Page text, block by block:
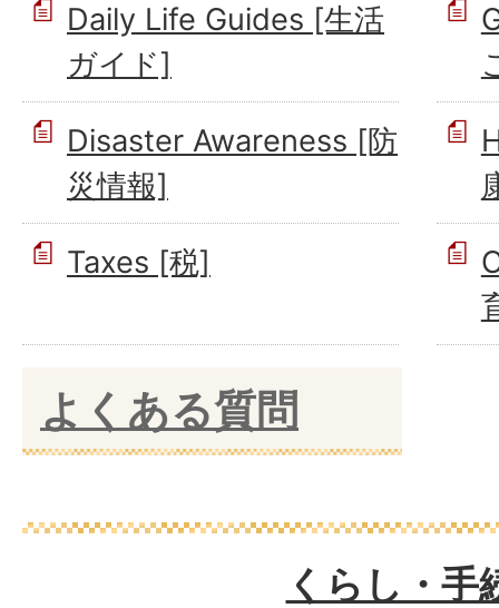
Daily Life Guides [生活
ガイド]
Disaster Awareness [防
災情報]
Taxes [税]
よくある質問
くらし・手